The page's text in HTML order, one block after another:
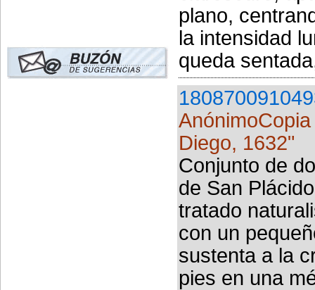
plano,
la intensidad
queda
Diego, 1632"
Conjunto de
de San
tratado
con un
sustenta a la
pies en una